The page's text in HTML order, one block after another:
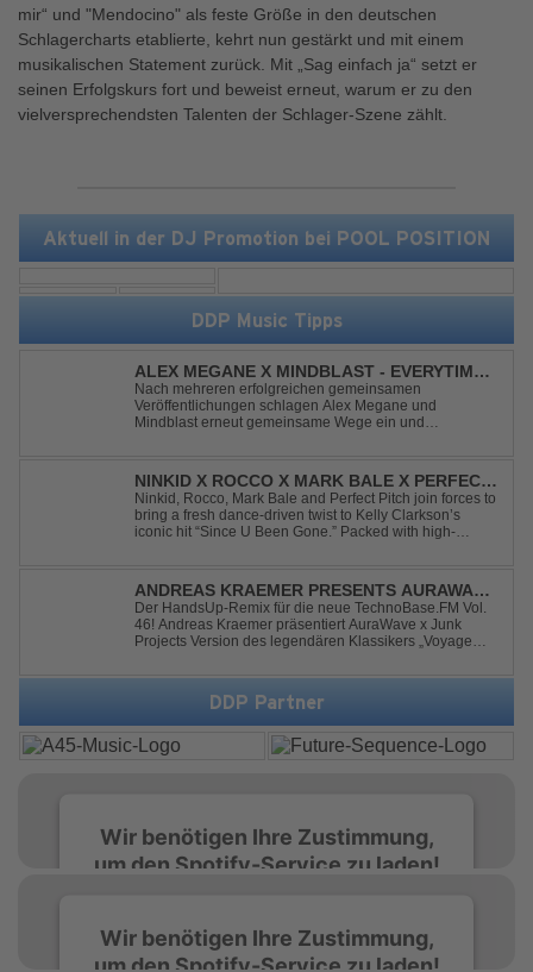
Aktuell in der DJ Promotion bei POOL POSITION
DDP Music Tipps
ALEX MEGANE X MINDBLAST - EVERYTIME
WE TOUCH
Nach mehreren erfolgreichen gemeinsamen
Veröffentlichungen schlagen Alex Megane und
Mindblast erneut gemeinsame Wege ein und
einen echten Klassiker vorgenommen: den
unvergessenen Song von Ma...
NINKID X ROCCO X MARK BALE X PERFECT
PITCH - SINCE U BEEN GONE
Ninkid, Rocco, Mark Bale and Perfect Pitch join forces to
bring a fresh dance-driven twist to Kelly Clarkson’s
iconic hit “Since U Been Gone.” Packed with high-
every dancefloor ...
ANDREAS KRAEMER PRESENTS AURAWAVE
X JUNK PROJECT - VOYAGE VOYAGE
(TIMSTER & NINTH REMIX)
Der HandsUp-Remix für die neue TechnoBase.FM Vol.
46! Andreas Kraemer präsentiert AuraWave x Junk
Projects Version des legendären Klassikers „Voyage
Timster & Ninth. Das HandsUp-Duo aus Nordrhein-
Westfalen verwandelt den zeitlosen Song mit druckvoll...
DDP Partner
Wir benötigen Ihre Zustimmung,
um den Spotify-Service zu laden!
einzubetten. Dieser Service kann Daten zu
Wir benötigen Ihre Zustimmung,
um den Spotify-Service zu laden!
mir“ und "Mendocino" als feste Größe in den deutschen
Schlagercharts etablierte, kehrt nun gestärkt und mit einem
musikalischen Statement zurück. Mit „Sag einfach ja“ setzt er
seinen Erfolgskurs fort und beweist erneut, warum er zu den
vielversprechendsten Talenten der Schlager-Szene zählt.